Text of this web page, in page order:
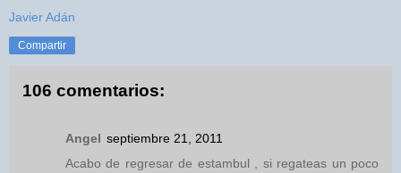
Javier Adán
Compartir
106 comentarios:
Angel septiembre 21, 2011
Acabo de regresar de estambul , si regateas un poco